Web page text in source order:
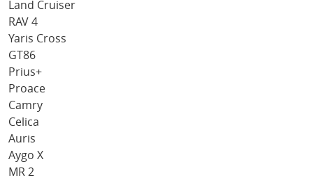
Land Cruiser
RAV 4
Yaris Cross
GT86
Prius+
Proace
Camry
Celica
Auris
Aygo X
MR 2